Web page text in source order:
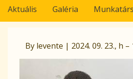
Pályázat
Aktuális Galéria
By levente | 2024. 09. 23., h –